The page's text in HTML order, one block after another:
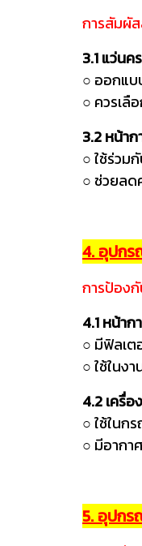
การสัมผั
3.1 แว่น
○ ออกแบ
○ ควรเลื
3.2 หน้า
○ ใช้ร่วม
○ ช่วยลด
4. อุปกร
การป้อง
4.1 หน้า
○ มีฟิลเต
○ ใช้ในง
4.2 เครื่
○ ใช้ในก
○ มีอากา
5. อุปก